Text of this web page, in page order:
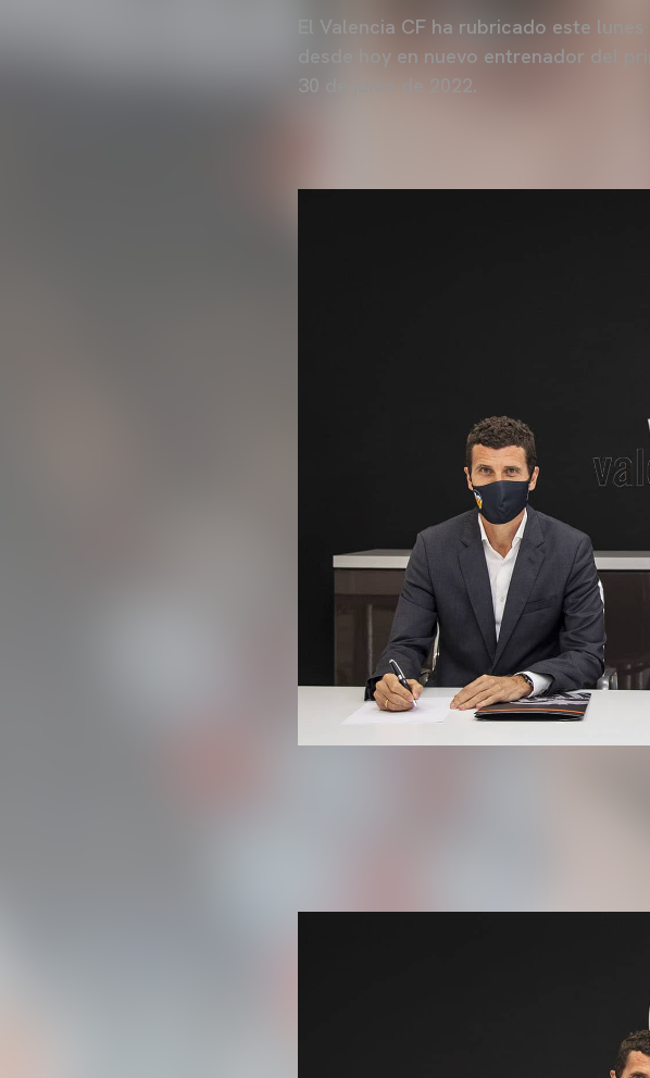
El Valencia CF ha rubricado este
desde hoy en nuevo entrenador del
30 de junio de 2022.